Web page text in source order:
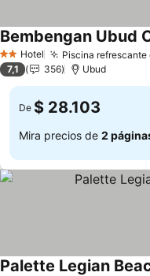
2 Estrellas
Hotel Piscina refrescante
Bembengan Ubud
7,1 356 Ubud
De $ 28.103
Mira precios de 2
Palette Legian